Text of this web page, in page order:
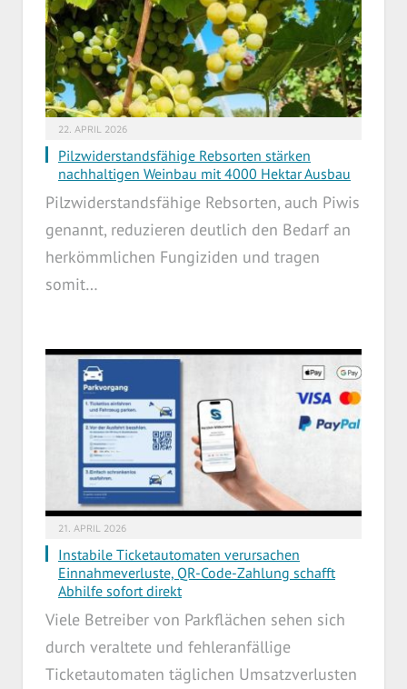
22. APRIL 2026
Pilzwiderstandsfähige Rebsorten stärken
nachhaltigen Weinbau mit 4000 Hektar Ausbau
Pilzwiderstandsfähige Rebsorten, auch Piwis
genannt, reduzieren deutlich den Bedarf an
herkömmlichen Fungiziden und tragen
somit…
21. APRIL 2026
Instabile Ticketautomaten verursachen
Einnahmeverluste, QR-Code-Zahlung schafft
Abhilfe sofort direkt
Viele Betreiber von Parkflächen sehen sich
durch veraltete und fehleranfällige
Ticketautomaten täglichen Umsatzverlusten